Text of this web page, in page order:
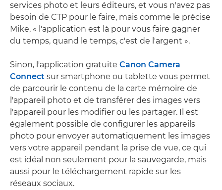
services photo et leurs éditeurs, et vous n'avez pas
besoin de CTP pour le faire, mais comme le précise
Mike, « l'application est là pour vous faire gagner
du temps, quand le temps, c'est de l'argent ».
Sinon, l'application gratuite Canon Camera
Connect sur smartphone ou tablette vous permet
de parcourir le contenu de la carte mémoire de
l'appareil photo et de transférer des images vers
l'appareil pour les modifier ou les partager. Il est
également possible de configurer les appareils
photo pour envoyer automatiquement les images
vers votre appareil pendant la prise de vue, ce qui
est idéal non seulement pour la sauvegarde, mais
aussi pour le téléchargement rapide sur les
réseaux sociaux.